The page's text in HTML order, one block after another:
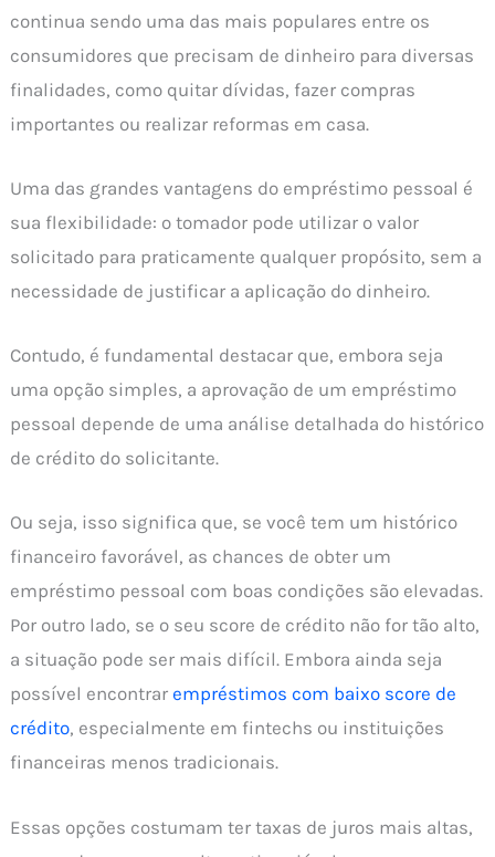
continua sendo uma das mais populares entre os
consumidores que precisam de dinheiro para diversas
finalidades, como quitar dívidas, fazer compras
importantes ou realizar reformas em casa.
Uma das grandes vantagens do empréstimo pessoal é
sua flexibilidade: o tomador pode utilizar o valor
solicitado para praticamente qualquer propósito, sem a
necessidade de justificar a aplicação do dinheiro.
Contudo, é fundamental destacar que, embora seja
uma opção simples, a aprovação de um empréstimo
pessoal depende de uma análise detalhada do histórico
de crédito do solicitante.
Ou seja, isso significa que, se você tem um histórico
financeiro favorável, as chances de obter um
empréstimo pessoal com boas condições são elevadas.
Por outro lado, se o seu score de crédito não for tão alto,
a situação pode ser mais difícil. Embora ainda seja
possível encontrarempréstimos com baixo score de
crédito, especialmente em fintechs ou instituições
financeiras menos tradicionais.
Essas opções costumam ter taxas de juros mais altas,